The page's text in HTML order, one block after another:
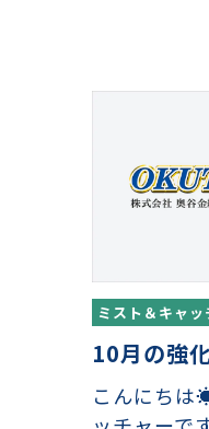
ルーター・ザグリ加
ミスト＆キャ
10月の強
こんにちは